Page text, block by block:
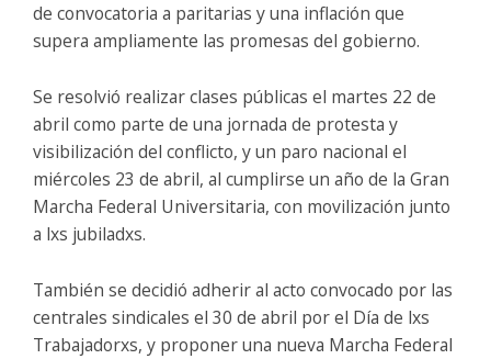
de convocatoria a paritarias y una inflación que
supera ampliamente las promesas del gobierno.
Se resolvió realizar clases públicas el martes 22 de
abril como parte de una jornada de protesta y
visibilización del conflicto, y un paro nacional el
miércoles 23 de abril, al cumplirse un año de la Gran
Marcha Federal Universitaria, con movilización junto
a lxs jubiladxs.
También se decidió adherir al acto convocado por las
centrales sindicales el 30 de abril por el Día de lxs
Trabajadorxs, y proponer una nueva Marcha Federal